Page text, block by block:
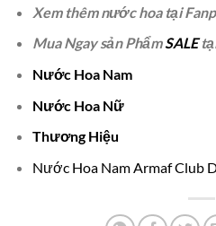
Xem thêm nước hoa tại
Mua Ngay sản PhẩmSALE
Nước Hoa Nam
Nước Hoa Nữ
Thương Hiệu
Nước Hoa Nam Armaf Club